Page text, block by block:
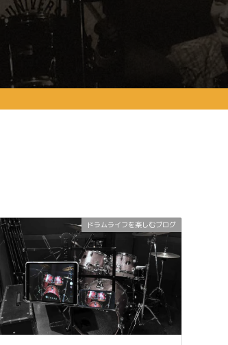
ドラムライフを楽しむブログ